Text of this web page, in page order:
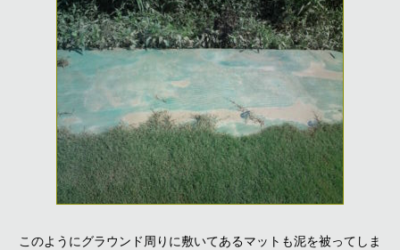
このようにグラウンド周りに敷いてあるマットも泥を被ってしま